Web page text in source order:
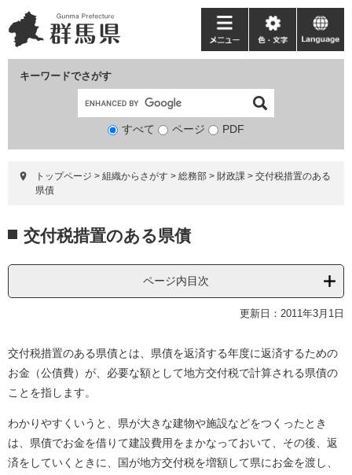
ー
ジ
ニ
ュ
て
キーワードでさがす
検
象
すべて ページ PDF
メ
ニ
ー
色・
文
language
トップページ > 組織からさがす > 総務部 > 財政課 > 交付税措置のある
県債
文 交付税措置のある県債
ページ内目次
更新日：2011年3月1日
交付税措置のある県債とは、県債を返済する年度に返済するための
お金（公債費）が、必要な額として地方交付税で計算される県債の
ことを指します。
わかりやすくいうと、県が大きな建物や施設などをつくったとき
は、県債でお金を借りて建設費用をまかなっておいて、その後、返
済をしていくときに、国が地方交付税を増額して県にお金を渡し、